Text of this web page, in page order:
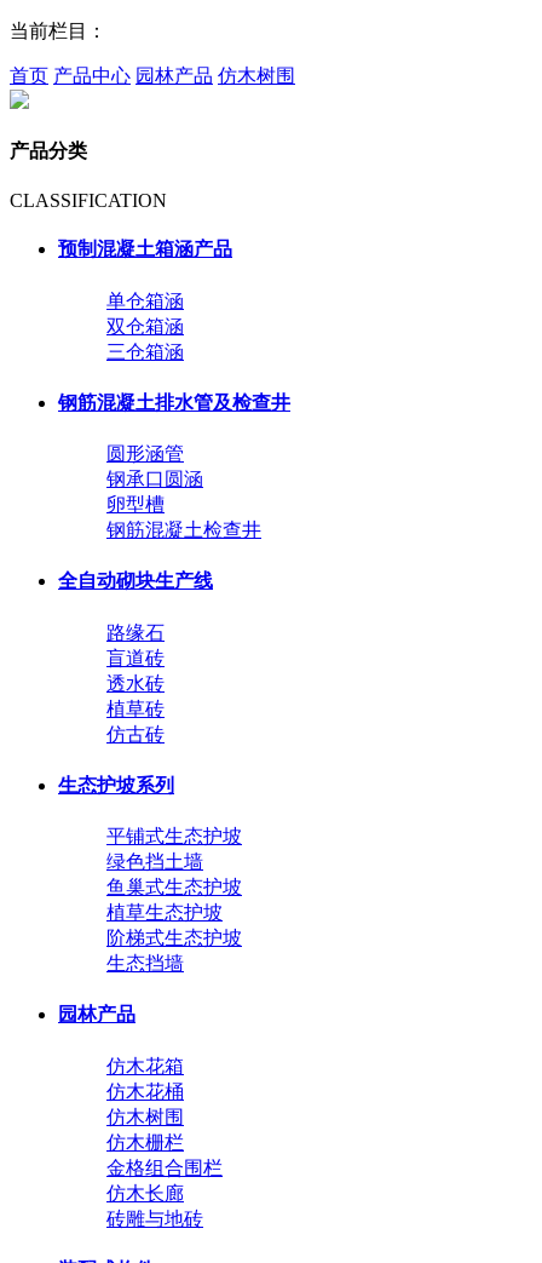
当前栏目：
首页 产品中心 园林产品 仿木树围
产品分类
CLASSIFICATION
预制混凝土箱涵产品
单仓箱涵
双仓箱涵
三仓箱涵
钢筋混凝土排水管及检查井
圆形涵管
钢承口圆涵
卵型槽
钢筋混凝土检查井
全自动砌块生产线
路缘石
盲道砖
透水砖
植草砖
仿古砖
生态护坡系列
平铺式生态护坡
绿色挡土墙
鱼巢式生态护坡
植草生态护坡
阶梯式生态护坡
生态挡墙
园林产品
仿木花箱
仿木花桶
仿木树围
仿木栅栏
金格组合围栏
仿木长廊
砖雕与地砖